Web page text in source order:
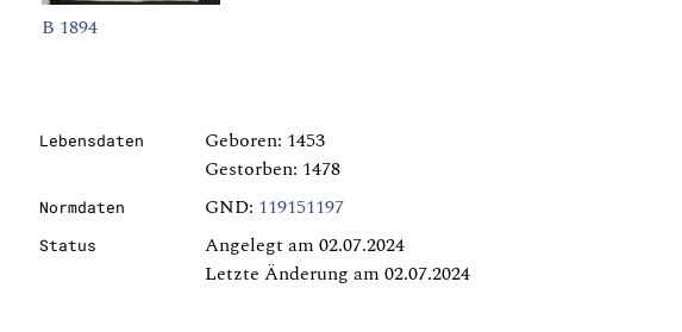
B 1894
Lebensdaten
Geboren: 1453
Gestorben: 1478
Normdaten GND: 119151197
Status
Angelegt am 02.07.2024
Letzte Änderung am 02.07.2024